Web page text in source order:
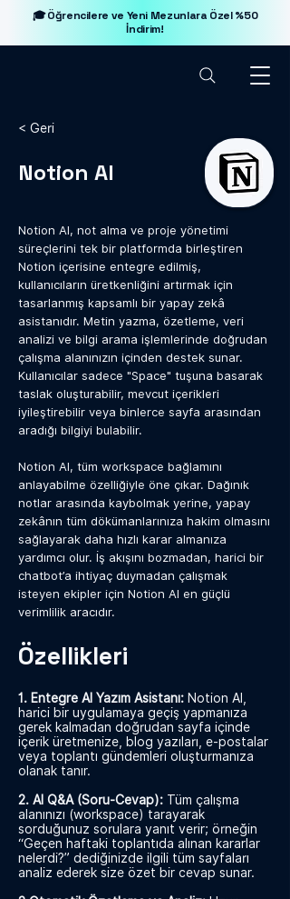
🎓 Öğrencilere ve Yeni Mezunlara Özel %50
İndirim!
< Geri
Notion AI
Notion AI, not alma ve proje yönetimi
süreçlerini tek bir platformda birleştiren
Notion içerisine entegre edilmiş,
kullanıcıların üretkenliğini artırmak için
tasarlanmış kapsamlı bir yapay zekâ
asistanıdır. Metin yazma, özetleme, veri
analizi ve bilgi arama işlemlerinde doğrudan
çalışma alanınızın içinden destek sunar.
Kullanıcılar sadece "Space" tuşuna basarak
taslak oluşturabilir, mevcut içerikleri
iyileştirebilir veya binlerce sayfa arasından
aradığı bilgiyi bulabilir.
Notion AI, tüm workspace bağlamını
anlayabilme özelliğiyle öne çıkar. Dağınık
notlar arasında kaybolmak yerine, yapay
zekânın tüm dökümanlarınıza hakim olmasını
sağlayarak daha hızlı karar almanıza
yardımcı olur. İş akışını bozmadan, harici bir
chatbot’a ihtiyaç duymadan çalışmak
isteyen ekipler için Notion AI en güçlü
verimlilik aracıdır.
Özellikleri
1. Entegre AI Yazım Asistanı: Notion AI,
harici bir uygulamaya geçiş yapmanıza
gerek kalmadan doğrudan sayfa içinde
içerik üretmenize, blog yazıları, e-postalar
veya toplantı gündemleri oluşturmanıza
olanak tanır.
2. AI Q&A (Soru-Cevap): Tüm çalışma
alanınızı (workspace) tarayarak
sorduğunuz sorulara yanıt verir; örneğin
“Geçen haftaki toplantıda alınan kararlar
nelerdi?” dediğinizde ilgili tüm sayfaları
analiz ederek size özet bir cevap sunar.